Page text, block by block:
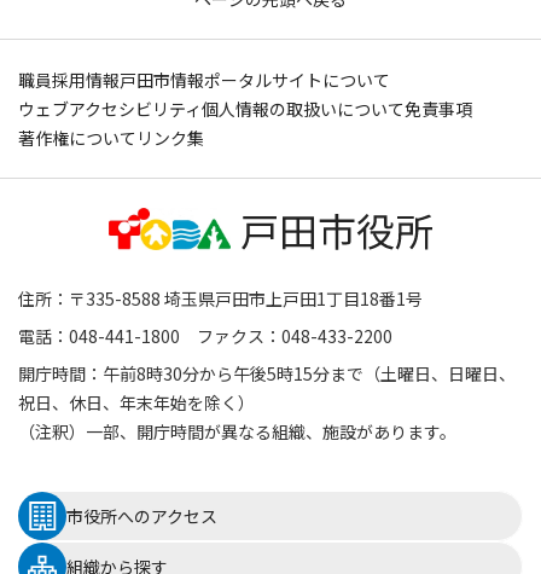
職員採用情報戸田市情報ポータルサイトについて
ウェブアクセシビリティ個人情報の取扱いについて免責事項
著作権について リンク集
住所：〒335-8588 埼玉県戸田市上戸田1丁目18番1号
電話：048-441-1800 ファクス：048-433-2200
開庁時間：午前8時30分から午後5時15分まで（土曜日、日曜日、
祝日、休日、年末年始を除く）
（注釈）一部、開庁時間が異なる組織、施設があります。
市役所へのアクセス
組織から探す